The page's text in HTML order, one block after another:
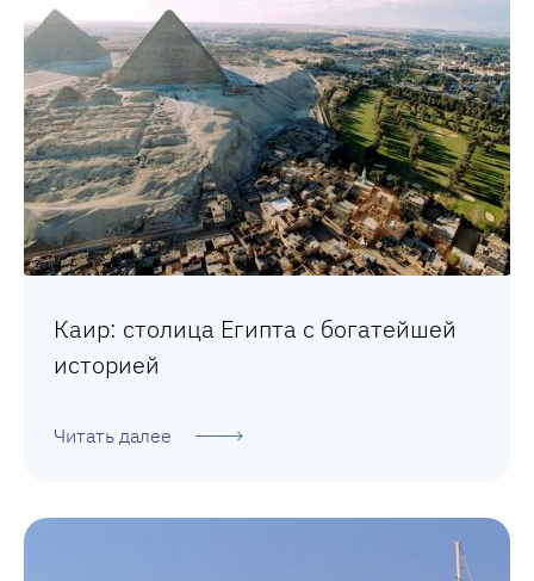
Каир: столица Египта с богатейшей
историей
Читать далее